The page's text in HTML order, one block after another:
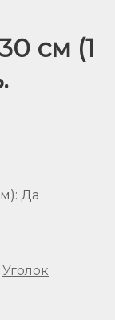
см (1
: Да
Уголок